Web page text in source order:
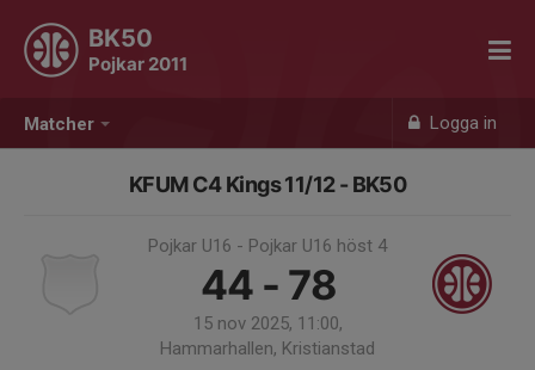
Matcher Logga in
BK50
Pojkar 2011
KFUM C4 Kings 11/12 - BK50
Pojkar U16 - Pojkar U16 höst 4
44 - 78
15 nov 2025, 11:00,
Hammarhallen, Kristianstad